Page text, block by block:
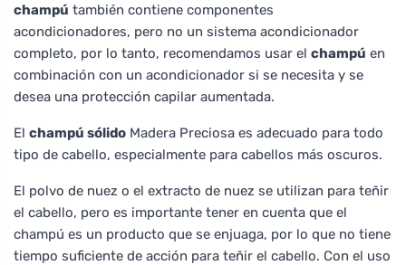
champú también contiene componentes
acondicionadores, pero no un sistema acondicionador
completo, por lo tanto, recomendamos usar el champú en
combinación con un acondicionador si se necesita y se
desea una protección capilar aumentada.
El champú sólido Madera Preciosa es adecuado para todo
tipo de cabello, especialmente para cabellos más oscuros.
El polvo de nuez o el extracto de nuez se utilizan para teñir
el cabello, pero es importante tener en cuenta que el
champú es un producto que se enjuaga, por lo que no tiene
tiempo suficiente de acción para teñir el cabello. Con el uso